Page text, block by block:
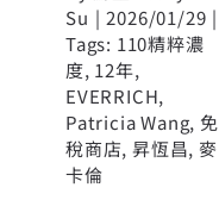
Su | 2026/01/29 |
Tags: 110精粹濃
度, 12年,
EVERRICH,
Patricia Wang, 免
稅商店,昇恆昌, 麥
卡倫